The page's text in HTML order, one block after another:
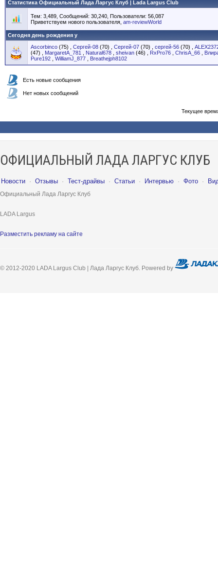
Статистика Официальный Лада Ларгус Клуб | Lada Largus Club
Тем: 3,489, Сообщений: 30,240, Пользователи: 56,087
Приветствуем нового пользователя, am-reviewWorld
Сегодня день рождения у
Ascorbinco (75) Сергей-08 (70) Сергей-07 (70) сергей-56 (70)
(47)
MargaretA_781 Natural678 sheivan (46) RxPro76 ChrisA_66
Pure192
WilliamJ_877 Breathejph8102
Есть новые сообщения
Нет новых сообщений
Текущее
ОФИЦИАЛЬНЫЙ ЛАДА ЛАРГУС КЛУБ
Новости · Отзывы · Тест-драйвы · Статьи · Интервью · Фото ·
Официальный Лада Ларгус Клуб
LADA Largus
Разместить рекламу на сайте
© 2012-2020 LADA Largus Club | Лада Ларгус Клуб. Powered by